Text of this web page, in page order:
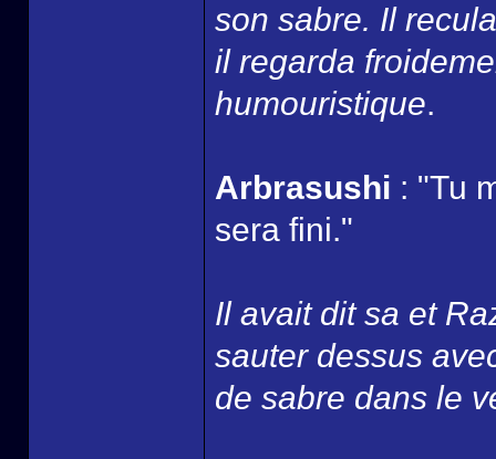
son sabre. Il
il regarda
humouristique.
Arbrasushi : "Tu
sera fini."
Il avait dit sa et
sauter dessus
de sabre dans le